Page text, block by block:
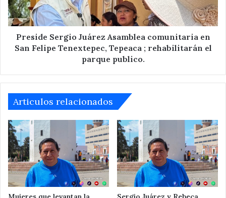
San
Felipe
Tenextepec,
Tepeaca
parque
Preside Sergio Juárez Asamblea comunitaria en
San Felipe Tenextepec, Tepeaca ; rehabilitarán el
parque publico.
Articulos relacionados